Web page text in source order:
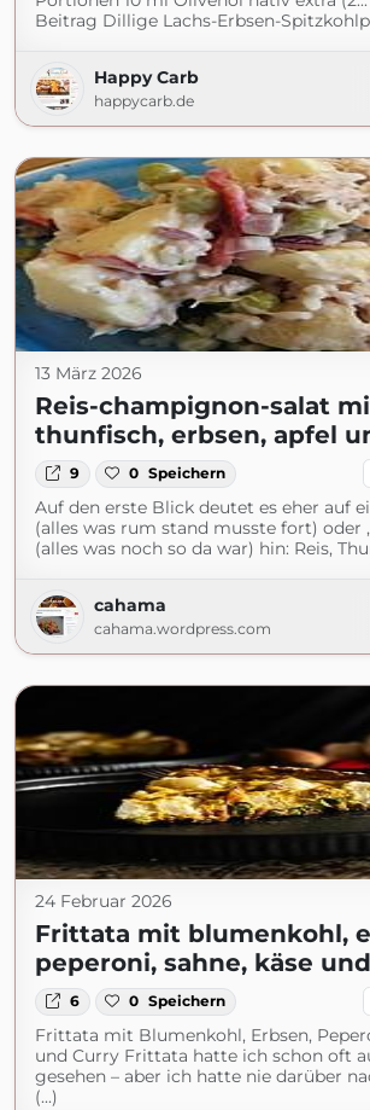
Beitrag Dillige Lachs-Erbsen-
Happy Carb
happycarb.de
13 März 2026
Reis-champignon-salat
thunfisch, erbsen, apfel
9 0 Speichern
Auf den erste Blick deutet es eher auf
(alles was rum stand musste fort) oder
(alles was noch so da war) hin: Reis,
cahama
cahama.wordpress.com
24 Februar 2026
Frittata mit blumenkohl,
peperoni, sahne, käse
6 0 Speichern
Frittata mit Blumenkohl, Erbsen,
und Curry Frittata hatte ich schon oft
gesehen – aber ich hatte nie darüber
(...)